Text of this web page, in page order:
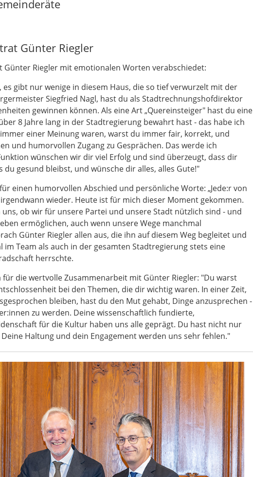
Günter Riegler
Riegler mit emotionalen Worten verabschiedet:
es gibt nur wenige in diesem Haus, die so tief verwurzelt mit der
Siegfried Nagl, hast du als Stadtrechnungshofdirektor
gewinnen können. Als eine Art „Quereinsteiger" hast du eine
8 Jahre lang in der Stadtregierung bewahrt hast - das habe ich
einer Meinung waren, warst du immer fair, korrekt, und
und humorvollen Zugang zu Gesprächen. Das werde ich
wünschen wir dir viel Erfolg und sind überzeugt, dass dir
du gesund bleibst, und wünsche dir alles, alles Gute!"
einen humorvollen Abschied und persönliche Worte: „Jede:r von
wieder. Heute ist für mich dieser Moment gekommen.
ob wir für unsere Partei und unsere Stadt nützlich sind - und
ermöglichen, auch wenn unsere Wege manchmal
Günter Riegler allen aus, die ihn auf diesem Weg begleitet und
Team als auch in der gesamten Stadtregierung stets eine
herrschte.
für die wertvolle Zusammenarbeit mit Günter Riegler: "Du warst
bei den Themen, die dir wichtig waren. In einer Zeit,
bleiben, hast du den Mut gehabt, Dinge anzusprechen -
zu werden. Deine wissenschaftlich fundierte,
für die Kultur haben uns alle geprägt. Du hast nicht nur
Haltung und dein Engagement werden uns sehr fehlen."